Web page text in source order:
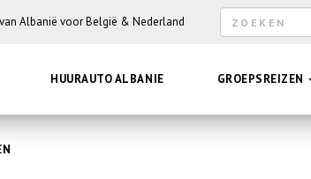
Albanië voor België & Nederland Zoekveld
HUURAUTO ALBANIE GROEPSREIZEN